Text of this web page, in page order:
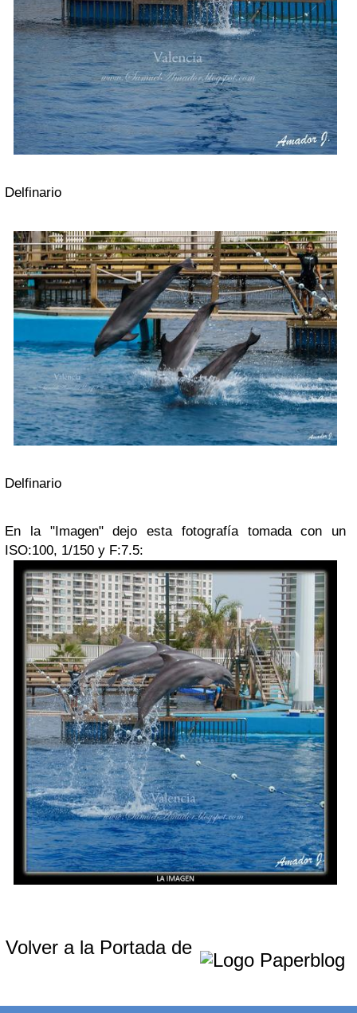
Delfinario
Delfinario
En la "Imagen" dejo esta fotografía tomada con un
ISO:100, 1/150 y F:7.5:
Volver a la Portada de